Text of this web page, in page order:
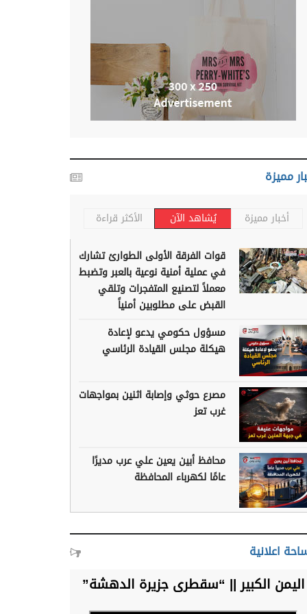
مميزة
أخبار مميزة يُشاهد الآن الأكثر قراءة
قوات الفرقة الأولى الطوارئ تشارك
في عملية أمنية نوعية بالعبر وتضبط
معملاً لتصنيع المتفجرات وتلقي
القبض على مطلوبين أمنياً
مسؤول حكومي يدعو لإعادة
هيكلة مجلس القيادة الرئاسي
مصرع حوثي وإصابة اثنين بمواجهات
غرب تعز
محافظ أبين يعين علي عرب مديرًا
عامًا لكهرباء المحافظة
اعلانية
اليمن الكبير || “سقطرى جزيرة الدهشة”